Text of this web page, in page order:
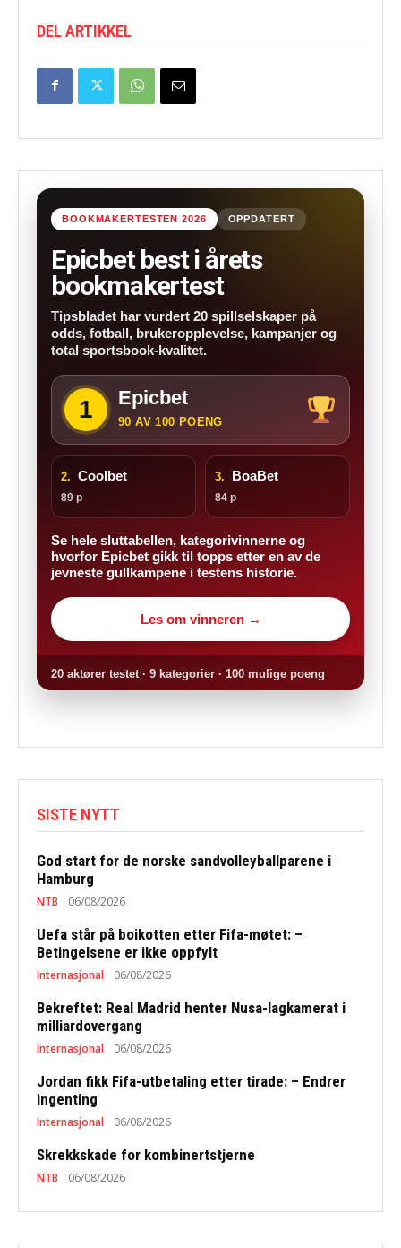
DEL ARTIKKEL
BOOKMAKERTESTEN 2026 OPPDATERT
Epicbet best i årets
bookmakertest
Tipsbladet har vurdert 20 spillselskaper på
odds, fotball, brukeropplevelse, kampanjer og
total sportsbook-kvalitet.
1 Epicbet
90 AV 100 POENG
2. Coolbet
89 p
3. BoaBet
84 p
Se hele sluttabellen, kategorivinnerne og
hvorfor Epicbet gikk til topps etter en av de
jevneste gullkampene i testens historie.
Les om vinneren →
20 aktører testet · 9 kategorier · 100 mulige poeng
SISTE NYTT
God start for de norske sandvolleyballparene i
Hamburg
NTB 06/08/2026
Uefa står på boikotten etter Fifa-møtet: –
Betingelsene er ikke oppfylt
Internasjonal 06/08/2026
Bekreftet: Real Madrid henter Nusa-lagkamerat i
milliardovergang
Internasjonal 06/08/2026
Jordan fikk Fifa-utbetaling etter tirade: – Endrer
ingenting
Internasjonal 06/08/2026
Skrekkskade for kombinertstjerne
NTB 06/08/2026